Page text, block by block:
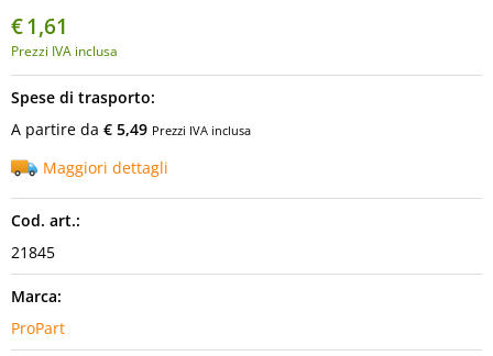
€1,61
Prezzi IVA inclusa
Spese di trasporto:
A partire da € 5,49 Prezzi IVA inclusa
Maggiori dettagli
Cod. art.:
21845
Marca:
ProPart